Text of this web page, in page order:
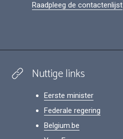
Raadpleeg de contactenlijst
Nuttige links
Eerste minister
Federale regering
Belgium.be